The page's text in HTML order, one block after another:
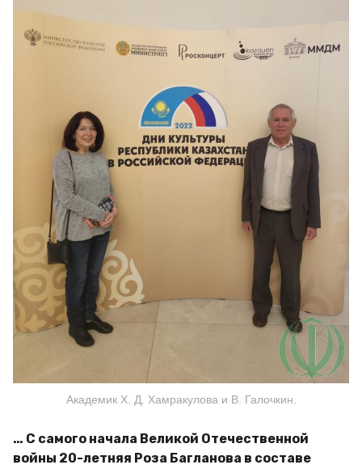
Академик Х. Д. Хамракулова и В. Галочкин.
… С самого начала Великой Отечественной
войны 20-летняя Роза Багланова в составе